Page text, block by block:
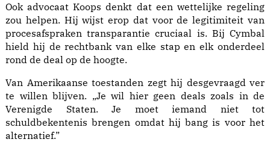
Ook advocaat Koops denkt dat een wettelijke regeling
zou helpen. Hij wijst erop dat voor de legitimiteit van
procesafspraken transparantie cruciaal is. Bij Cymbal
hield hij de rechtbank van elke stap en elk onderdeel
rond de deal op de hoogte.
Van Amerikaanse toestanden zegt hij desgevraagd ver
te willen blijven. „Je wil hier geen deals zoals in de
Verenigde Staten. Je moet iemand niet tot
schuldbekentenis brengen omdat hij bang is voor het
alternatief.”